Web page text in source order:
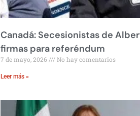
Canadá: Secesionistas de
firmas para referéndum
7 de mayo, 2026 No hay comentarios
Leer más »